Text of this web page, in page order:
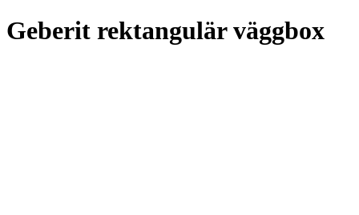
Geberit rektangulär väggbox